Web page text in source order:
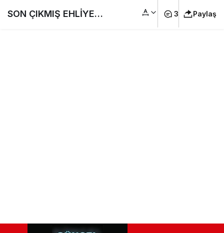
SON ÇIKMIŞ EHLİYET 3 Paylaş